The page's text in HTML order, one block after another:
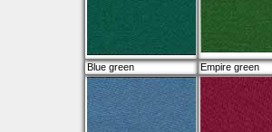
Blue green Empire green